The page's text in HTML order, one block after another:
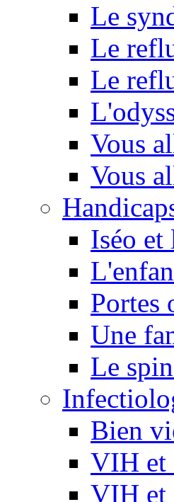
Le
Le
Le
Vous
Vous
Iséo et
Portes
Une
Le
Bien
VIH et
VIH et